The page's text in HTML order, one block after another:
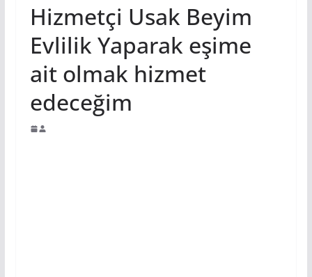
Hizmetçi Usak Beyim
Evlilik Yaparak eşime
ait olmak hizmet
edeceğim